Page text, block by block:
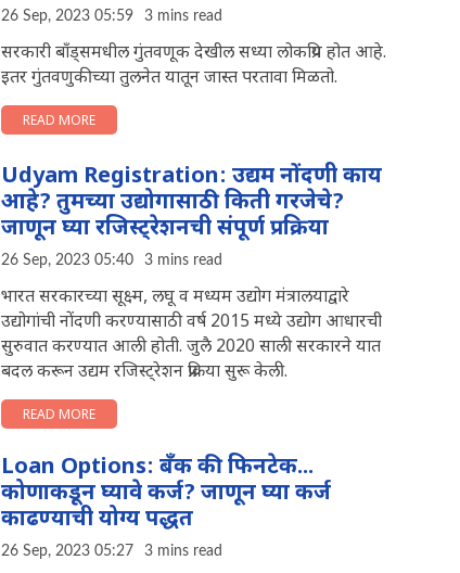
26 Sep, 2023 05:59 3 mins read
सरकारी बाँड्समधील गुंतवणूक देखील सध्या लोकप्रिय होत आहे.
इतर गुंतवणुकीच्या तुलनेत यातून जास्त परतावा मिळतो.
READ MORE
Udyam Registration: उद्यम नोंदणी काय
आहे? तुमच्या उद्योगासाठी किती गरजेचे?
जाणून घ्या रजिस्ट्रेशनची संपूर्ण प्रक्रिया
26 Sep, 2023 05:40 3 mins read
भारत सरकारच्या सूक्ष्म, लघू व मध्यम उद्योग मंत्रालयाद्वारे
उद्योगांची नोंदणी करण्यासाठी वर्ष 2015 मध्ये उद्योग आधारची
सुरुवात करण्यात आली होती. जुलै 2020 साली सरकारने यात
बदल करून उद्यम रजिस्ट्रेशन प्रक्रिया सुरू केली.
READ MORE
Loan Options: बँक की फिनटेक...
कोणाकडून घ्यावे कर्ज? जाणून घ्या कर्ज
काढण्याची योग्य पद्धत
26 Sep, 2023 05:27 3 mins read